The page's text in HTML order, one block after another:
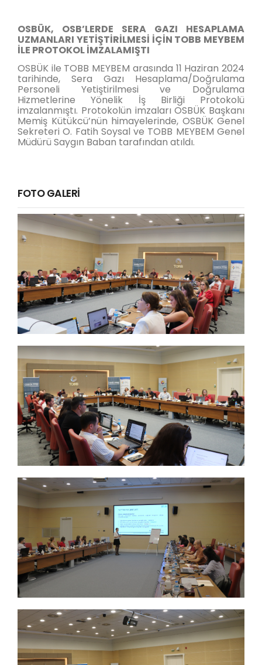
OSBÜK, OSB’LERDE SERA GAZI HESAPLAMA
UZMANLARI YETİŞTİRİLMESİ İÇİN TOBB MEYBEM
İLE PROTOKOL İMZALAMIŞTI
OSBÜK ile TOBB MEYBEM arasında 11 Haziran 2024
tarihinde, Sera Gazı Hesaplama/Doğrulama
Personeli Yetiştirilmesi ve Doğrulama
Hizmetlerine Yönelik İş Birliği Protokolü
imzalanmıştı. Protokolün imzaları OSBÜK Başkanı
Memiş Kütükcü’nün himayelerinde, OSBÜK Genel
Sekreteri O. Fatih Soysal ve TOBB MEYBEM Genel
Müdürü Saygın Baban tarafından atıldı.
FOTO GALERİ